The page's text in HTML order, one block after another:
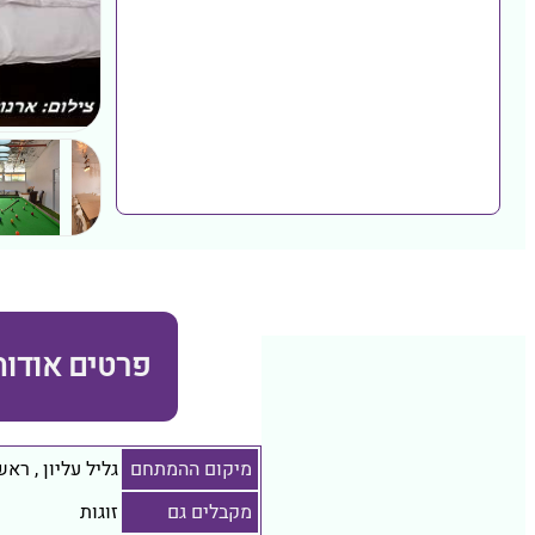
פרטים
מיקום ההמתחם גליל עליון,
מקבלים גם
זוגות